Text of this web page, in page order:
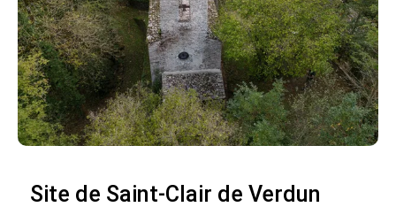
Site de Saint-Clair de Verdun